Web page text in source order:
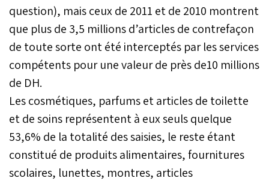
question), mais ceux de 2011 et de 2010 montrent
que plus de 3,5 millions d’articles de contrefaçon
de toute sorte ont été interceptés par les services
compétents pour une valeur de près de10 millions
de DH.
Les cosmétiques, parfums et articles de toilette
et de soins représentent à eux seuls quelque
53,6% de la totalité des saisies, le reste étant
constitué de produits alimentaires, fournitures
scolaires, lunettes, montres, articles